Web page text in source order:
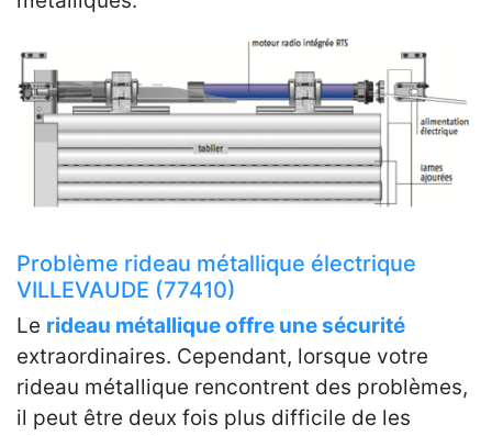
Problème rideau métallique électrique
VILLEVAUDE (77410)
Le rideau métallique offre une sécurité
extraordinaires. Cependant, lorsque votre
rideau métallique rencontrent des problèmes,
il peut être deux fois plus difficile de les